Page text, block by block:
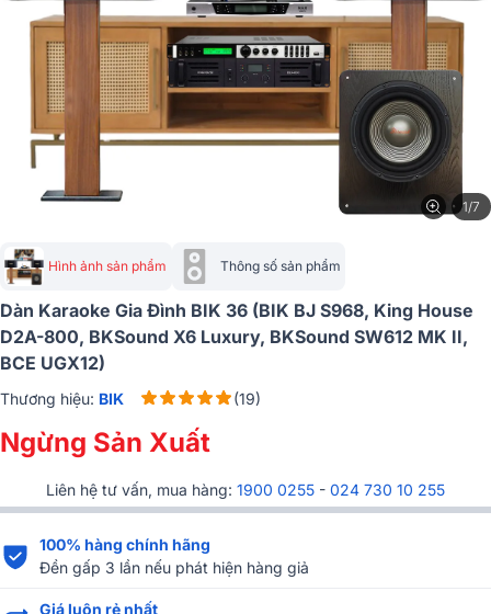
1/7
Hình ảnh sản phẩm Thông số sản phẩm
Dàn Karaoke Gia Đình BIK 36 (BIK BJ S968, King House
D2A-800, BKSound X6 Luxury, BKSound SW612 MK II,
BCE UGX12)
Thương hiệu: BIK (19)
Ngừng Sản Xuất
Liên hệ tư vấn, mua hàng: 1900 0255 - 024 730 10 255
100% hàng chính hãng
Đền gấp 3 lần nếu phát hiện hàng giả
Giá luôn rẻ nhất